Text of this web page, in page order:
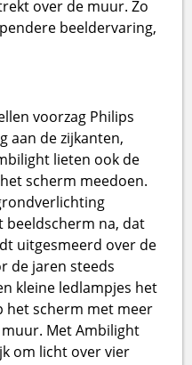
over de muur. Zo
beeldervaring,
voorzag Philips
aan de zijkanten,
lieten ook de
scherm meedoen.
beeldscherm na, dat
uitgesmeerd over de
de jaren steeds
kleine ledlampjes het
het scherm met meer
Met Ambilight
om licht over vier